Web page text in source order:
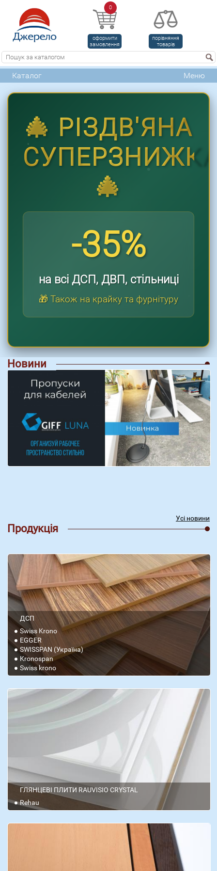
0
оформити
замовлення
порівняння
товарів
Каталог Меню
🎄 РІЗДВ'ЯНА
🎄
-35%
на всі ДСП, ДВП, стільниці
🎁 Також на крайку та фурнітуру
Новини
Усі новини
Продукція
ДСП
Swiss Krono
EGGER
SWISSPAN (Україна)
Kronospan
Swiss krono
ГЛЯНЦЕВІ ПЛИТИ RAUVISIO CRYSTAL
Rehau